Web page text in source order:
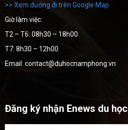
>> Xem đường đi trên Google Map
Giờ làm việc:
T2 – T6: 08h30 – 18h00
T7: 8h30 – 12h00
Email: contact@duhocnamphong.vn
Đăng ký nhận Enews du học